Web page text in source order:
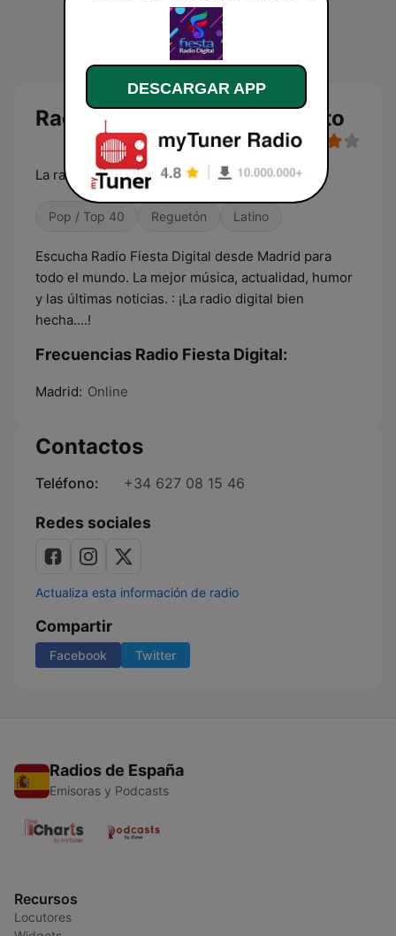
Radio Fiesta Digital en directo
La radio digital bien hecha
Pop / Top 40 Reguetón Latino
Escucha Radio Fiesta Digital desde Madrid para
todo el mundo. La mejor música, actualidad, humor
y las últimas noticias. : ¡La radio digital bien
hecha....!
Frecuencias Radio Fiesta Digital:
Madrid: Online
Contactos
Teléfono: +34 627 08 15 46
Redes sociales
Actualiza esta información de radio
Compartir
Facebook Twitter
Radios de España
Emisoras y Podcasts
Recursos
Locutores
DESCARGAR APP